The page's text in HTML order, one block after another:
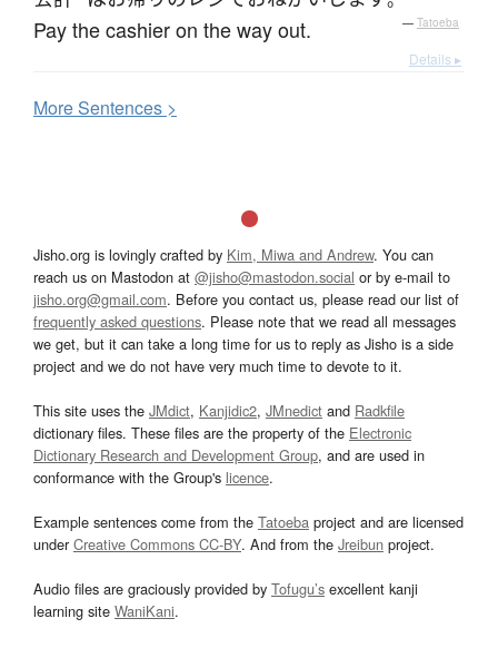
Pay the cashier on the way out. — Tatoeba
Details ▸
MoreSentences >
Jisho.org is lovingly crafted by Kim, Miwa and Andrew. You can
reach us on Mastodon at @jisho@mastodon.social or by e-mail to
jisho.org@gmail.com. Before you contact us, please read our list of
frequently asked questions. Please note that we read all messages
we get, but it can take a long time for us to reply as Jisho is a side
project and we do not have very much time to devote to it.
This site uses the JMdict, Kanjidic2, JMnedict and Radkfile
dictionary files. These files are the property of the Electronic
Dictionary Research and Development Group, and are used in
conformance with the Group's licence.
Example sentences come from the Tatoeba project and are licensed
underCreative Commons CC-BY. And from the Jreibun project.
Audio files are graciously provided by Tofugu’s excellent kanji
learning site WaniKani.